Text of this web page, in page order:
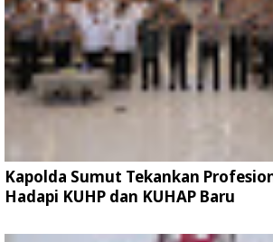
Kapolda Sumut Tekankan
Hadapi KUHP dan KUHAP Baru